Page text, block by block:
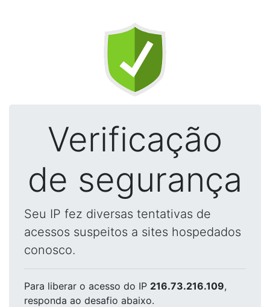
Verificação
de segurança
Seu IP fez diversas tentativas de
acessos suspeitos a sites hospedados
conosco.
Para liberar o acesso do IP 216.73.216.109,
responda ao desafio abaixo.